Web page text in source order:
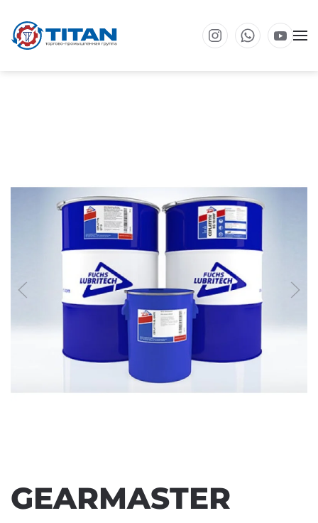
Перейти к основному содержанию
GEARMASTER